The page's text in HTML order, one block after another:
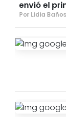
envió el
Por Lidia